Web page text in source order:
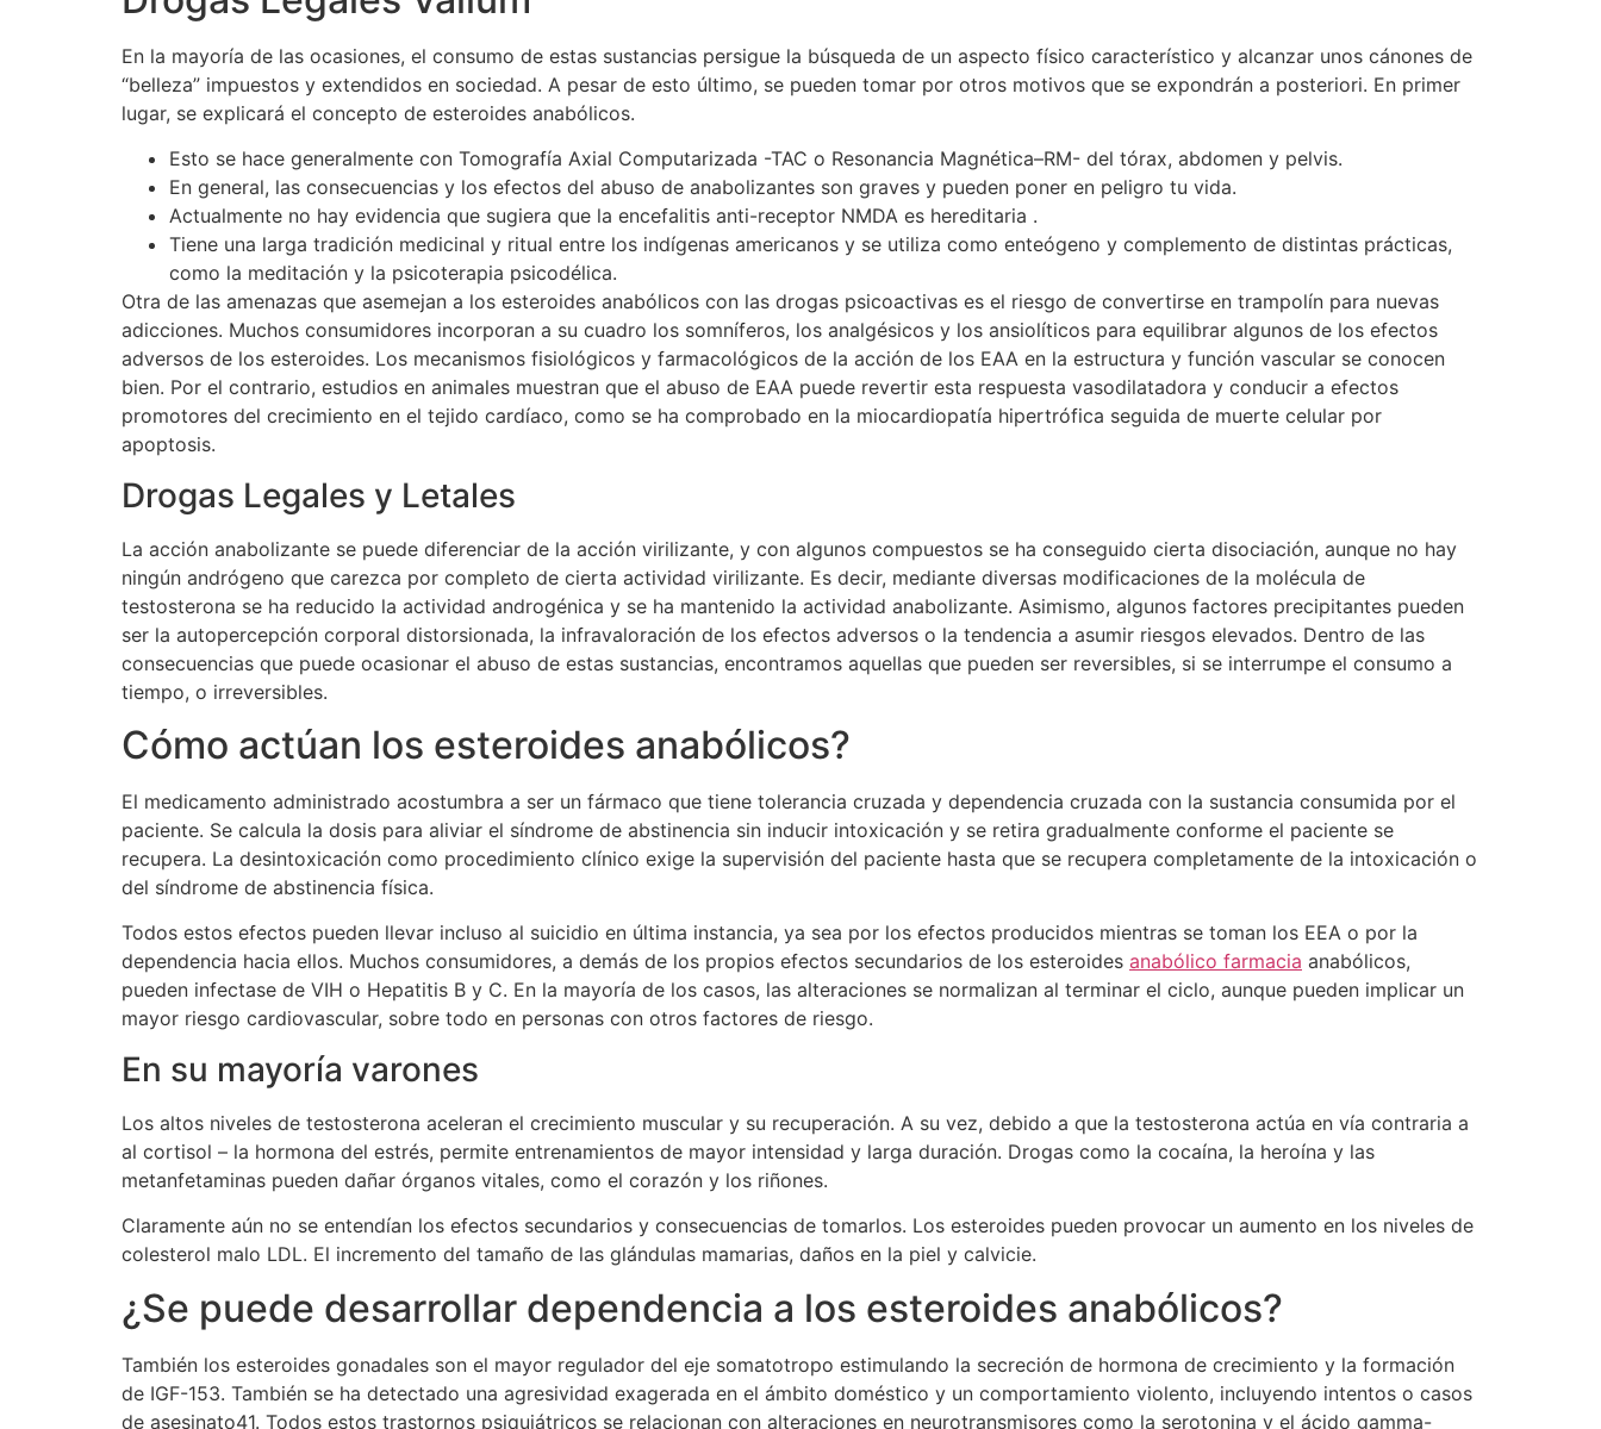
En la mayoría de las ocasiones, el consumo de estas sustancias persigue la búsqueda de un aspecto físico característico y alcanzar unos cánones de
“belleza” impuestos y extendidos en sociedad. A pesar de esto último, se pueden tomar por otros motivos que se expondrán a posteriori. En primer
lugar, se explicará el concepto de esteroides anabólicos.
Esto se hace generalmente con Tomografía Axial Computarizada -TAC o Resonancia Magnética–RM- del tórax, abdomen y pelvis.
En general, las consecuencias y los efectos del abuso de anabolizantes son graves y pueden poner en peligro tu vida.
Actualmente no hay evidencia que sugiera que la encefalitis anti-receptor NMDA es hereditaria .
Tiene una larga tradición medicinal y ritual entre los indígenas americanos y se utiliza como enteógeno y complemento de distintas prácticas,
como la meditación y la psicoterapia psicodélica.
Otra de las amenazas que asemejan a los esteroides anabólicos con las drogas psicoactivas es el riesgo de convertirse en trampolín para nuevas
adicciones. Muchos consumidores incorporan a su cuadro los somníferos, los analgésicos y los ansiolíticos para equilibrar algunos de los efectos
adversos de los esteroides. Los mecanismos fisiológicos y farmacológicos de la acción de los EAA en la estructura y función vascular se conocen
bien. Por el contrario, estudios en animales muestran que el abuso de EAA puede revertir esta respuesta vasodilatadora y conducir a efectos
promotores del crecimiento en el tejido cardíaco, como se ha comprobado en la miocardiopatía hipertrófica seguida de muerte celular por
apoptosis.
Drogas Legales y Letales
La acción anabolizante se puede diferenciar de la acción virilizante, y con algunos compuestos se ha conseguido cierta disociación, aunque no hay
ningún andrógeno que carezca por completo de cierta actividad virilizante. Es decir, mediante diversas modificaciones de la molécula de
testosterona se ha reducido la actividad androgénica y se ha mantenido la actividad anabolizante. Asimismo, algunos factores precipitantes pueden
ser la autopercepción corporal distorsionada, la infravaloración de los efectos adversos o la tendencia a asumir riesgos elevados. Dentro de las
consecuencias que puede ocasionar el abuso de estas sustancias, encontramos aquellas que pueden ser reversibles, si se interrumpe el consumo a
tiempo, o irreversibles.
Cómo actúan los esteroides anabólicos?
El medicamento administrado acostumbra a ser un fármaco que tiene tolerancia cruzada y dependencia cruzada con la sustancia consumida por el
paciente. Se calcula la dosis para aliviar el síndrome de abstinencia sin inducir intoxicación y se retira gradualmente conforme el paciente se
recupera. La desintoxicación como procedimiento clínico exige la supervisión del paciente hasta que se recupera completamente de la intoxicación o
del síndrome de abstinencia física.
Todos estos efectos pueden llevar incluso al suicidio en última instancia, ya sea por los efectos producidos mientras se toman los EEA o por la
dependencia hacia ellos. Muchos consumidores, a demás de los propios efectos secundarios de los esteroides anabólico farmacia anabólicos,
pueden infectase de VIH o Hepatitis B y C. En la mayoría de los casos, las alteraciones se normalizan al terminar el ciclo, aunque pueden implicar un
mayor riesgo cardiovascular, sobre todo en personas con otros factores de riesgo.
En su mayoría varones
Los altos niveles de testosterona aceleran el crecimiento muscular y su recuperación. A su vez, debido a que la testosterona actúa en vía contraria a
al cortisol – la hormona del estrés, permite entrenamientos de mayor intensidad y larga duración. Drogas como la cocaína, la heroína y las
metanfetaminas pueden dañar órganos vitales, como el corazón y los riñones.
Claramente aún no se entendían los efectos secundarios y consecuencias de tomarlos. Los esteroides pueden provocar un aumento en los niveles de
colesterol malo LDL. El incremento del tamaño de las glándulas mamarias, daños en la piel y calvicie.
¿Se puede desarrollar dependencia a los esteroides anabólicos?
También los esteroides gonadales son el mayor regulador del eje somatotropo estimulando la secreción de hormona de crecimiento y la formación
de IGF-153. También se ha detectado una agresividad exagerada en el ámbito doméstico y un comportamiento violento, incluyendo intentos o casos
de asesinato41. Todos estos trastornos psiquiátricos se relacionan con alteraciones en neurotransmisores como la serotonina y el ácido gamma-